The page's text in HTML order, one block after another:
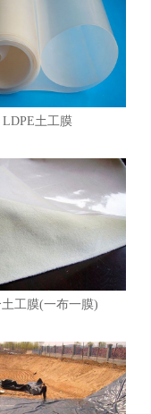
LDPE土工膜
工膜(一布一膜)